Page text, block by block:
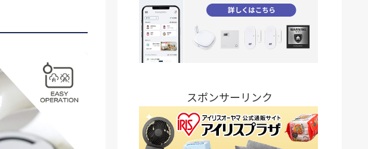
スポンサーリンク